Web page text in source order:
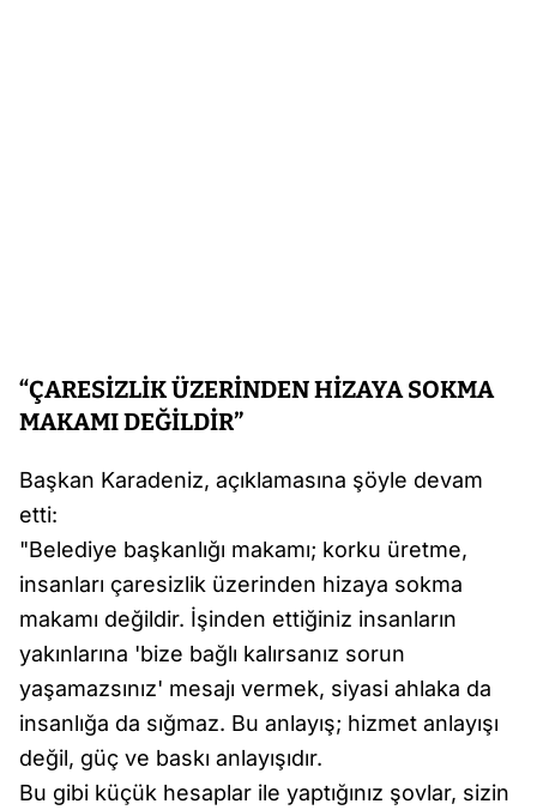
“ÇARESİZLİK ÜZERİNDEN HİZAYA SOKMA
MAKAMI DEĞİLDİR”
Başkan Karadeniz, açıklamasına şöyle devam
etti:
"Belediye başkanlığı makamı; korku üretme,
insanları çaresizlik üzerinden hizaya sokma
makamı değildir. İşinden ettiğiniz insanların
yakınlarına 'bize bağlı kalırsanız sorun
yaşamazsınız' mesajı vermek, siyasi ahlaka da
insanlığa da sığmaz. Bu anlayış; hizmet anlayışı
değil, güç ve baskı anlayışıdır.
Bu gibi küçük hesaplar ile yaptığınız şovlar, sizin